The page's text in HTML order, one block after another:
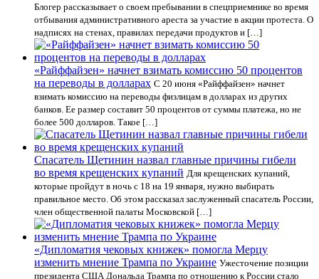
Блогер рассказывает о своем пребывании в спецприемнике во время
отбывания административного ареста за участие в акции протеста. О
надписях на стенах, правилах передачи продуктов и […]
«Райффайзен» начнет взимать комиссию 50 процентов
на переводы в долларах С 20 июня «Райффайзен» начнет
взимать комиссию на переводы физлицам в долларах из других
банков. Ее размер составит 50 процентов от суммы платежа, но не
более 500 долларов. Такое […]
Спасатель Щетинин назвал главные причины гибели
во время крещенских купаний Для крещенских купаний,
которые пройдут в ночь с 18 на 19 января, нужно выбирать
правильное место. Об этом рассказал заслуженный спасатель России,
член общественной палаты Московской […]
«Дипломатия чековых книжек» помогла Мерцу
изменить мнение Трампа по Украине Ужесточение позиции
президента США Дональда Трампа по отношению к России стало